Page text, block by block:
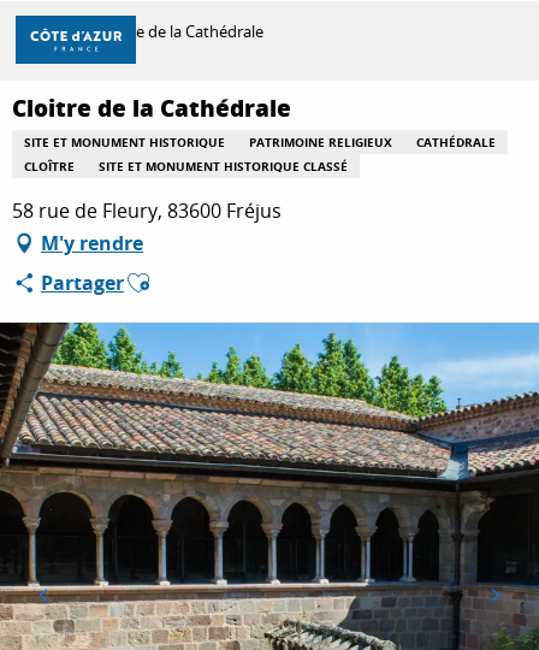
Aller
contenu
principal
DÉCOUVRIR
À FAIRE
SÉJOURNER
Accueil Cloitre de la Cathédrale
Cloitre de la Cathédrale
SITE ET MONUMENT HISTORIQUE PATRIMOINE RELIGIEUX
CATHÉDRALE
CLOÎTRE
SITE ET MONUMENT HISTORIQUE CLASSÉ
58 rue de Fleury, 83600 Fréjus
M'y rendre
PartagerAjouter aux favoris